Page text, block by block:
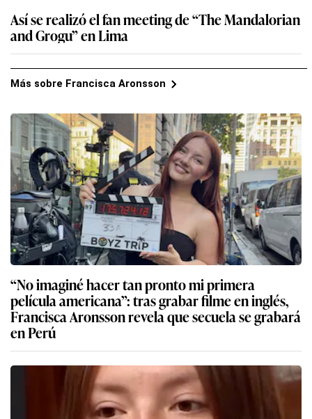
Así se realizó el fan meeting de “The Mandalorian
and Grogu” en Lima
Más sobre Francisca Aronsson
“No imaginé hacer tan pronto mi primera
película americana”: tras grabar filme en inglés,
Francisca Aronsson revela que secuela se grabará
en Perú